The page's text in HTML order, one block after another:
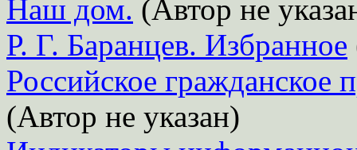
Наш дом. (Автор не
Р. Г. Баранцев. Избранное
Российское
(Автор не указан)